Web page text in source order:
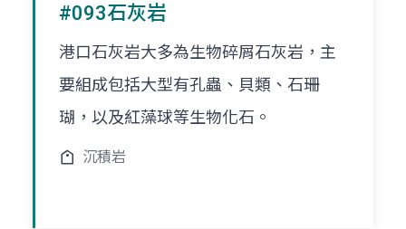
#093石灰岩
港口石灰岩大多為生物碎屑石灰岩，主
要組成包括大型有孔蟲、貝類、石珊
瑚，以及紅藻球等生物化石。
沉積岩